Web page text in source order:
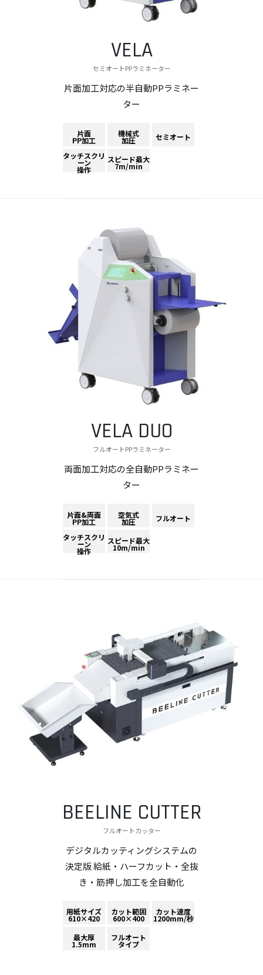
VELA
セミオートPPラミネーター
片面加工対応の半自動PPラミネー
ター
片面
PP加工
機械式
加圧
セミオート
タッチスクリ
ーン
操作
スピード最大
7m/min
VELA DUO
フルオートPPラミネーター
両面加工対応の全自動PPラミネー
ター
片面&両面
PP加工
空気式
加圧
フルオート
タッチスクリ
ーン
操作
スピード最大
10m/min
BEELINE CUTTER
フルオートカッター
デジタルカッティングシステムの
決定版 給紙・ハーフカット・全抜
き・筋押し加工を全自動化
用紙サイズ
610×420
カット範囲
600×400
カット速度
1200mm/秒
最大厚
1.5mm
フルオート
タイプ